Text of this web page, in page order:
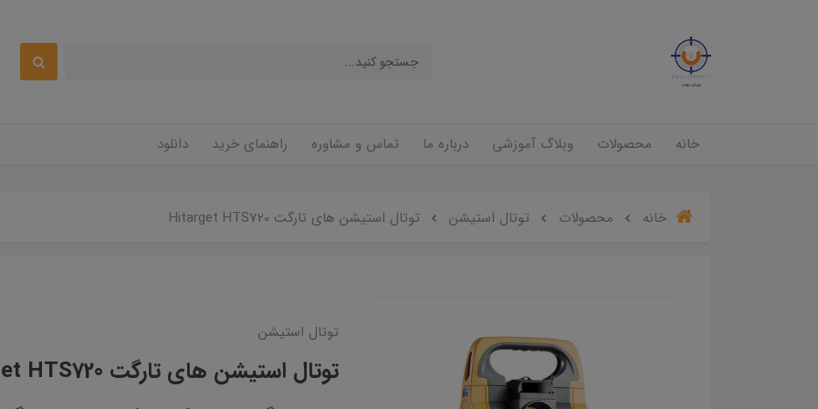
خانه محصولات وبلاگ آموزشی درباره ما تماس و مشاوره راهنمای خرید دانلود
خانه محصولات توتال استیشن توتال استیشن های تارگت Hitarget HTS720
توتال استیشن
توتال استیشن های تارگت Hitarget HTS720